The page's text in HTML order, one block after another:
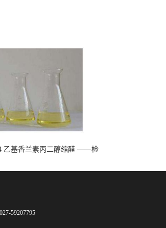
乙基香兰素丙二醇缩醛 ——检
59207795